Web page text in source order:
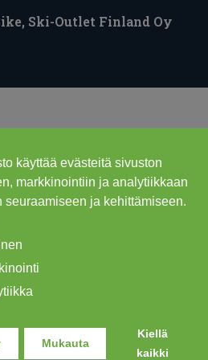
käyttää evästeitä sivuston
markkinointiin ja analytiikkaan
seuraamiseen ja kehittämiseen.
Mukauta
Kiellä
kaikki
Ski-Outlet Finland Oy